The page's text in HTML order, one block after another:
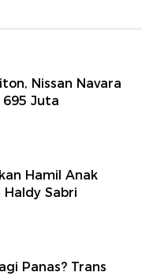
Nissan Navara
695 Juta
Hamil Anak
Sabri
Panas? Trans